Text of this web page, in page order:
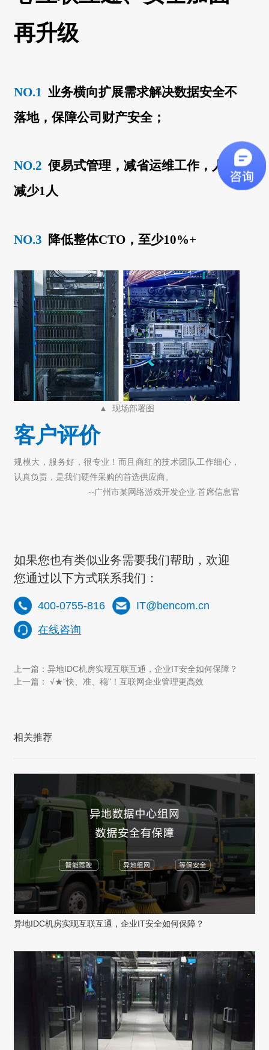
再升级
NO.1 业务横向扩展需求解决数据安全不
落地，保障公司财产安全；
NO.2 便易式管理，减省运维工作，人员
减少1人
NO.3 降低整体CTO，至少10%+
▲ 现场部署图
客户评价
规模大，服务好，很专业！而且商红的技术团队工作细心，
认真负责，是我们硬件采购的首选供应商。
--广州市某网络游戏开发企业 首席信息官
如果您也有类似业务需要我们帮助，欢迎
您通过以下方式联系我们：
400-0755-816
IT@bencom.cn
在线咨询
上一篇：异地IDC机房实现互联互通，企业IT安全如何保障？
上一篇： √★“快、准、稳"！互联网企业管理更高效
相关推荐
异地IDC机房实现互联互通，企业IT安全如何保障？